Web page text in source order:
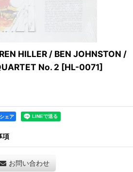
HILLER / BEN JOHNSTON /
No. 2 [HL-0071]
ェア
項
お問い合わせ